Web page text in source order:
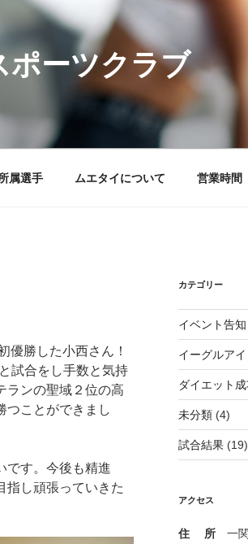
ポーツクラブ
属選手 ムエタイについて 営業時間
優勝した小西さん！
試合をし手数と気持
ランの聖域２位の高
つことができまし
です。今後も精進
指し頑張っていきた
カテゴリー
イベント告知
イーグルア
ダイエット
未分類(4)
試合結果(19)
アクセス
住 所一関